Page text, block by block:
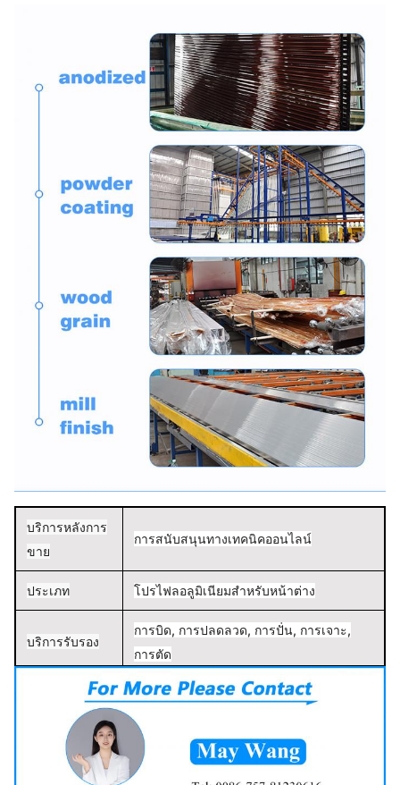
บริการหลังการ
ขาย
การสนับสนุนทางเทคนิคออนไลน์
ประเภท โปรไฟลอลูมิเนียมสําหรับหน้าต่าง
บริการรับรอง
การบิด, การปลดลวด, การปั่น, การเจาะ,
การตัด
ประตูและหน้าต่าง
สถานที่เกิด กวางดง, จีน